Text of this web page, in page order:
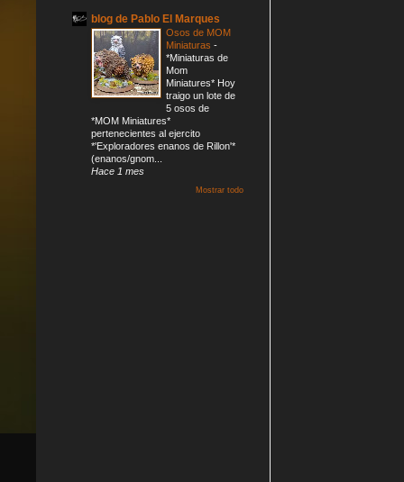
blog de Pablo El Marques
Osos de MOM
Miniaturas -
*Miniaturas de
Mom
Miniatures* Hoy
traigo un lote de
5 osos de
*MOM Miniatures*
pertenecientes al ejercito
*'Exploradores enanos de Rillon'*
(enanos/gnom...
Hace 1 mes
Mostrar todo